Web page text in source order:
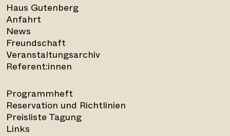
Haus Gutenberg
Anfahrt
News
Freundschaft
Veranstaltungsarchiv
Referent:innen
Programmheft
Reservation und Richtlinien
Preisliste Tagung
Links